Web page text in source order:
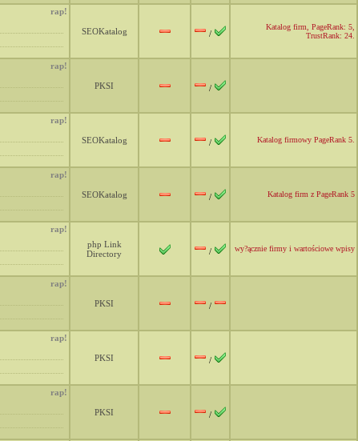
rap!
SEOKatalog /
Katalog firm, PageRank: 5,
TrustRank: 24.
rap!
PKSI /
rap!
SEOKatalog / Katalog firmowy PageRank 5.
rap!
SEOKatalog / Katalog firm z PageRank 5
rap!
php Link
Directory
/ wy?ącznie firmy i wartościowe wpisy
rap!
PKSI /
rap!
PKSI /
rap!
PKSI /